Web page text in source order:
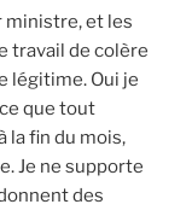
ministre, et les
travail de colère
légitime. Oui je
que tout
la fin du mois,
Je ne supporte
des